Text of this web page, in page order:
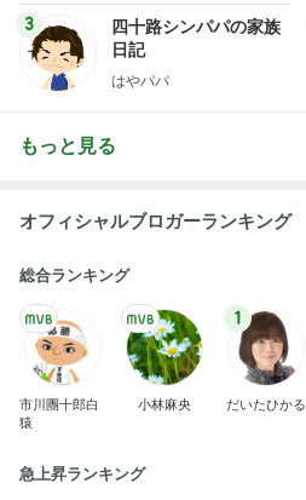
3
四十路シンパパの家族
日記
はやパパ
もっと見る
オフィシャルブロガーランキング
総合ランキング
市川團十郎白
猿
小林麻央
1
だいたひかる
急上昇ランキング